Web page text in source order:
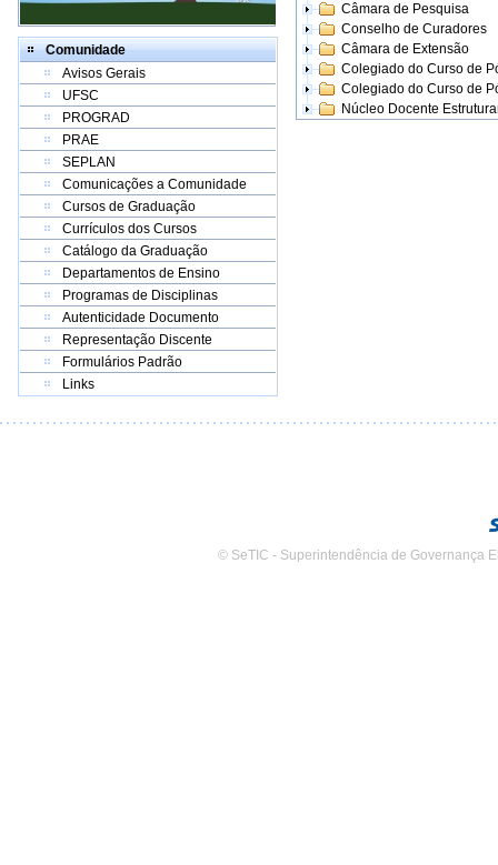
Comunidade
Avisos Gerais
UFSC
PROGRAD
PRAE
SEPLAN
Comunicações a Comunidade
Cursos de Graduação
Currículos dos Cursos
Catálogo da Graduação
Departamentos de Ensino
Programas de Disciplinas
Autenticidade Documento
Representação Discente
Formulários Padrão
Links
Câmara de Pesquisa
Conselho de Curadores
Câmara de Extensão
Colegiado do Curso de
Colegiado do Curso de
Núcleo Docente
© SeTIC - Superintendência de Governança